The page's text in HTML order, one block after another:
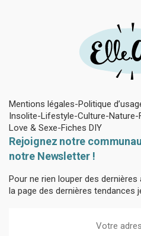
Mentions légales Politique
Insolite Lifestyle Culture Nature
Love & Sexe Fiches DIY
Rejoignez notre
notre Newsletter !
Pour ne rien louper des
la page des dernières tendances